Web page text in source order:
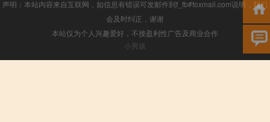
声明：本站内容来自互联网，如信息有错误可发邮件到f_fb#foxmail.com说明，我们
会及时纠正，谢谢
本站仅为个人兴趣爱好，不接盈利性广告及商业合作
小男孩